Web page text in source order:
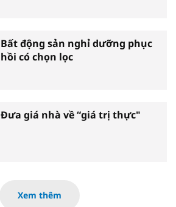
Bất động sản nghỉ dưỡng phục
hồi có chọn lọc
Đưa giá nhà về “giá trị thực"
Xem thêm